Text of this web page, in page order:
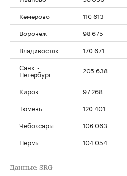
Кемерово
110 613
Воронеж
98 675
Владивосток
170 671
Санкт-
Петербург 205 638
Киров 97 268
Тюмень
120 401
Чебоксары
106 063
Пермь
104 054
Данные: SRG